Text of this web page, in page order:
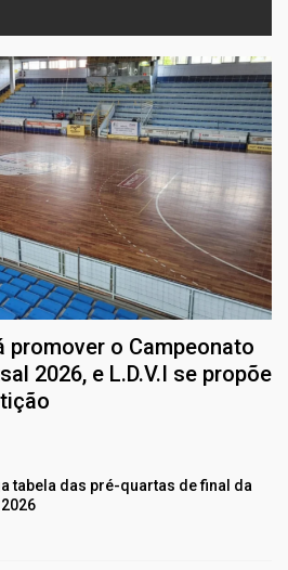
promover o Campeonato
2026, e L.D.V.I se propõe
tabela das pré-quartas de final da